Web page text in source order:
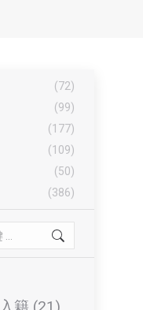
(72)
(99)
(177)
(109)
(50)
(386)